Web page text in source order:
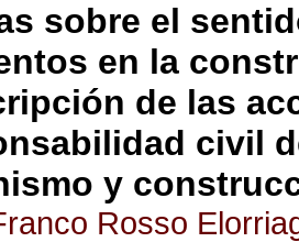
sobre el
en la
de las
civil
y
Rosso